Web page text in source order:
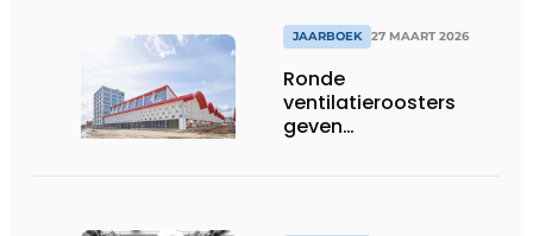
JAARBOEK 27 MAART 2026
Ronde
ventilatieroosters
geven